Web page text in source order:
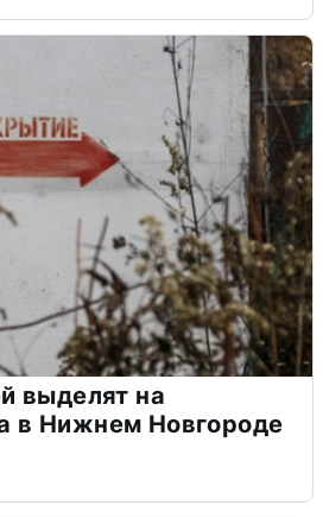
выделят на
в Нижнем Новгороде